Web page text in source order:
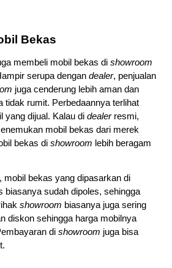
Bekas
membeli mobil bekas di
serupa dengan dealer, penjualan
juga cenderung lebih aman dan
tidak rumit. Perbedaannya terlihat
yang dijual. Kalau di dealer resmi,
mobil bekas dari merek
bekas di showroom lebih beragam
biasanya sudah dipoles, sehingga
showroom biasanya juga sering
diskon sehingga harga mobilnya
di showroom juga bisa